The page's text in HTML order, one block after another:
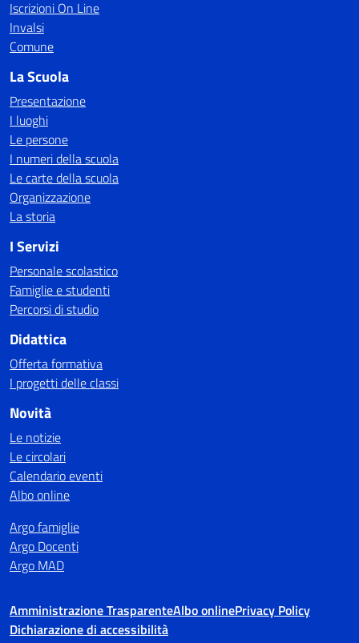
Iscrizioni On Line
Invalsi
Comune
La Scuola
Presentazione
I luoghi
Le persone
I numeri della scuola
Le carte della scuola
Organizzazione
La storia
I Servizi
Personale scolastico
Famiglie e studenti
Percorsi di studio
Didattica
Offerta formativa
I progetti delle classi
Novità
Le notizie
Le circolari
Calendario eventi
Albo online
Argo famiglie
Argo Docenti
Argo MAD
Amministrazione TrasparenteAlbo onlinePrivacy Policy
Dichiarazione di accessibilità